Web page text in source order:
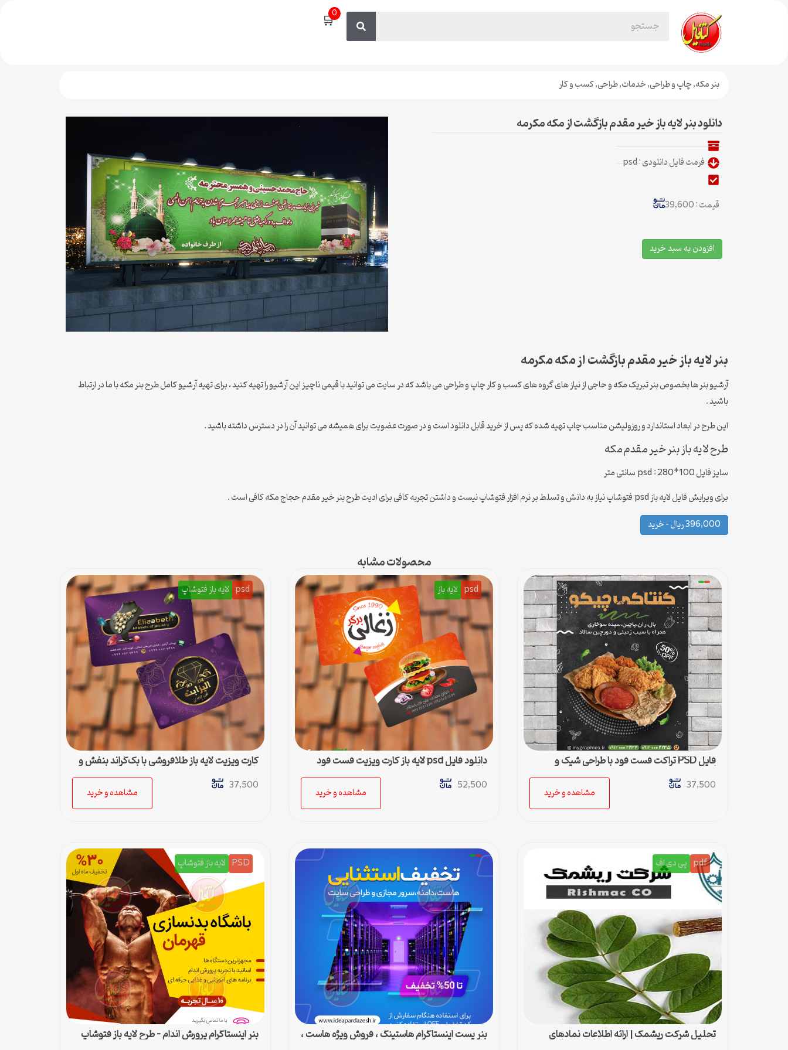
🛒0
بنر مکه,چاپ و طراحی,خدمات,طراحی,کسب و کار
دانلود بنر لایه باز خیر مقدم بازگشت از مکه مکرمه
فرمت فایل دانلودی : psd
قیمت : 39,600
افزودن به سبد خرید
بنر لایه باز خیر مقدم بازگشت از مکه مکرمه
آرشیو بنر ها بخصوص بنر تبریک مکه و حاجی از نیاز های گروه های کسب و کار چاپ و طراحی می باشد که در سایت می توانید با قیمی ناچیز این آرشیو را تهیه کنید ، برای تهیه آرشیو کامل طرح بنر مکه با ما در ارتباط
باشید .
این طرح در ابعاد استاندارد و روزولیشن مناسب چاپ تهیه شده که پس از خرید قابل دانلود است و در صورت عضویت برای همیشه می توانید آن را در دسترس داشته باشید .
طرح لایه باز بنر خیر مقدم مکه
سایز فایل psd : 280*100 سانتی متر
برای ویرایش فایل لایه باز psd فتوشاپ نیاز به دانش و تسلط بر نرم افزار فتوشاپ نیست و داشتن تجربه کافی برای ادیت طرح بنر خیر مقدم حجاج مکه کافی است .
396,000 ریال – خرید
محصولات مشابه
فایل PSD تراکت فست فود با طراحی شیک و
لاکچری
37,500
مشاهده و خرید
psd لایه باز
دانلود فایل psd لایه باز کارت ویزیت فست فود
زغالی
52,500
مشاهده و خرید
psd لایه باز فتوشاپ
کارت ویزیت لایه باز طلافروشی با بک‌گراند بنفش و
طلایی
37,500
مشاهده و خرید
pdf پی دی اف
تحلیل شرکت ریشمک | ارائه اطلاعات نمادهای
مناسب بدست آمده با رویکرد تحیلی تکنیکال
بنر پست اینستاگرام هاستینگ ، فروش ویژه هاست ،
دامین و سرور مجازی
PSD لایه باز فتوشاپ
بنر اینستاگرام پرورش اندام – طرح لایه باز فتوشاپ
برای پست اینستا